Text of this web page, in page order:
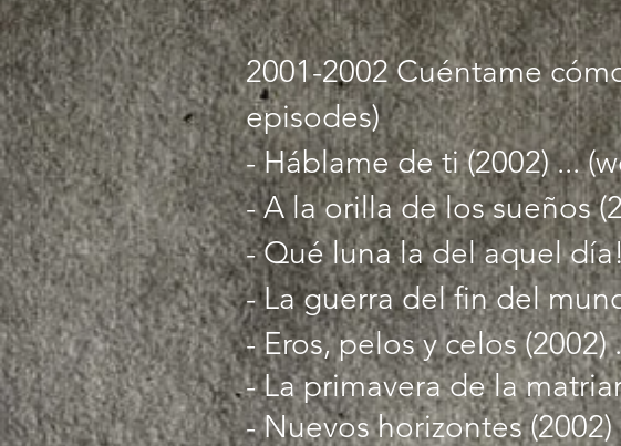
2001-2002Cuéntame
episodes)
- Háblame de ti (2002) ...
- A la orilla de los sueños
- Qué luna la del aquel
- La guerra del fin del
- Eros, pelos y celos (2002)
- La primavera de la
- Nuevos horizontes (2002)